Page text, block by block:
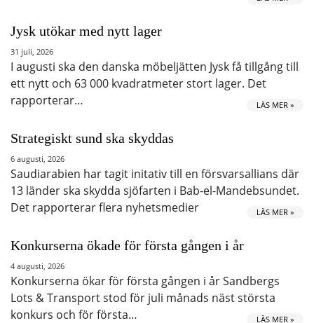
Jysk utökar med nytt lager
31 juli, 2026
I augusti ska den danska möbeljätten Jysk få tillgång till
ett nytt och 63 000 kvadratmeter stort lager. Det
rapporterar…
LÄS MER »
Strategiskt sund ska skyddas
6 augusti, 2026
Saudiarabien har tagit initativ till en försvarsallians där
13 länder ska skydda sjöfarten i Bab-el-Mandebsundet.
Det rapporterar flera nyhetsmedier
LÄS MER »
Konkurserna ökade för första gången i år
4 augusti, 2026
Konkurserna ökar för första gången i år Sandbergs
Lots & Transport stod för juli månads näst största
konkurs och för första…
LÄS MER »